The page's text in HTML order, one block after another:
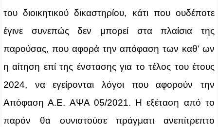
του διοικητικού δικαστηρίου, κάτι που ουδέποτε
έγινε συνεπώς δεν μπορεί στα πλαίσια της
παρούσας, που αφορά την απόφαση των καθ’ ων
η αίτηση επί της ένστασης για το τέλος του έτους
2024, να εγείρονται λόγοι που αφορούν την
Απόφαση Α.Ε. ΑΨΑ 05/2021. Η εξέταση από το
παρόν θα συνιστούσε πράγματι ανεπίτρεπτο